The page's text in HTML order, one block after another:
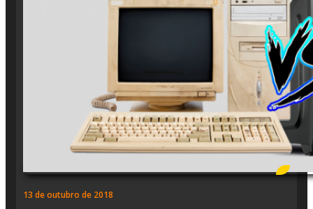
13 de outubro de 2018